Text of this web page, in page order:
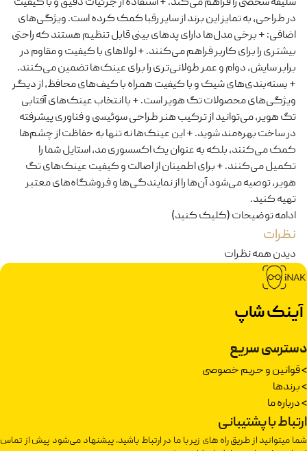
در طراحی، به تمایز این برند از سایر رقبا کمک کرده است. ویژگی‌های
اضافی: + برخی مدل‌ها دارای پدهای بینی قابل تنظیم هستند که راحتی
بیشتری را برای کاربر فراهم می‌کنند. + لولاهای با کیفیت و مقاوم در
برابر سایش، دوام و عمر طولانی‌تری را برای عینک‌ها تضمین می‌کنند.
+ بسته‌بندی‌های شیک و با کیفیت همراه با کیف‌های محافظ، از دیگر
ویژگی‌های محصولات تگ هویر است. + با انتخاب عینک‌های آفتابی
تگ هویر، می‌توانید از ترکیب هنر طراحی سوئیسی و فناوری پیشرفته
در ساخت بهره‌مند شوید. + این عینک‌ها نه تنها به حفاظت از چشم‌ها
کمک می‌کنند، بلکه به عنوان یک اکسسوری مد، استایل شما را
تکمیل می‌کنند. + برای اطمینان از اصالت و کیفیت عینک‌های تگ
هویر، توصیه می‌شود آن‌ها را از نمایندگی‌ها و فروشگاه‌های معتبر
تهیه کنید.
ادامه توضیحات (کلیک کنید)
نظرات
دیدن همه نظرات
آینک شاپ
دسترسی سریع
>قوانین و حریم خصوصی
>برندها
>درباره ما
ارتباط با پشتیبانی
شما میتوانید از طریق راه های زیر با ما در ارتباط باشید. پیشنهاد می‌شود پیش از تماس